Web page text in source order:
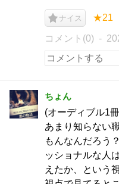
ナイス ★21
コメント(0)
ちょん
(オーディブル1
あまり知らない
もんなんだろう
ッショナルな人
えたか、という